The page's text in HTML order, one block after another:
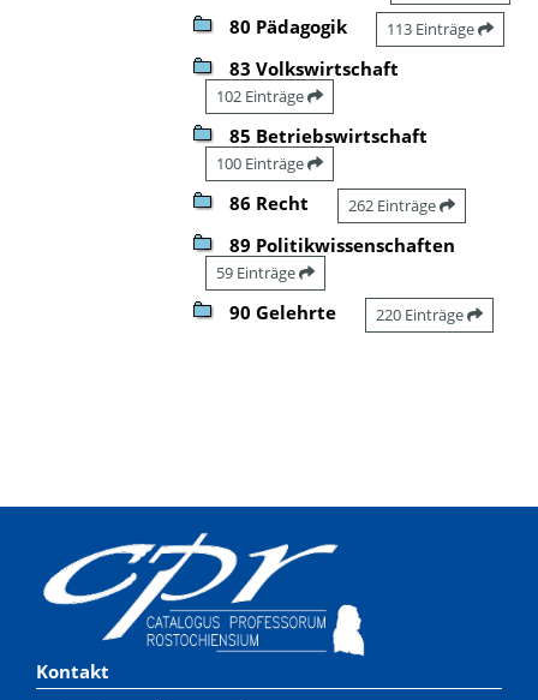
80 Pädagogik 113 Einträge
83 Volkswirtschaft
102 Einträge
85 Betriebswirtschaft
100 Einträge
86 Recht 262 Einträge
89 Politikwissenschaften
59 Einträge
90 Gelehrte 220 Einträge
Kontakt